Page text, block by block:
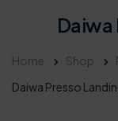
Daiwa
Home Shop
Daiwa Presso